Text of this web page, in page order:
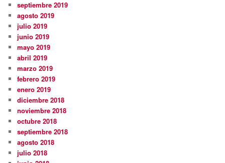
septiembre 2019
agosto 2019
julio 2019
junio 2019
mayo 2019
abril 2019
marzo 2019
febrero 2019
enero 2019
diciembre 2018
noviembre 2018
octubre 2018
septiembre 2018
agosto 2018
julio 2018